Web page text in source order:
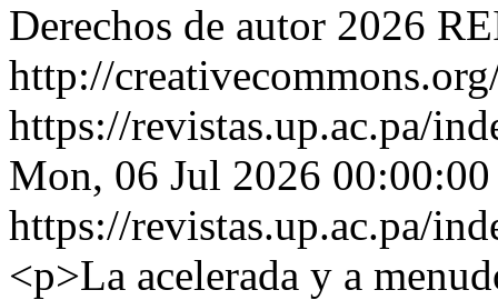
Derechos de autor 2026
http://
https://revistas.up.ac.pa/
Mon, 06 Jul 2026
https://revistas.up.ac.pa/
<p>La acelerada y a